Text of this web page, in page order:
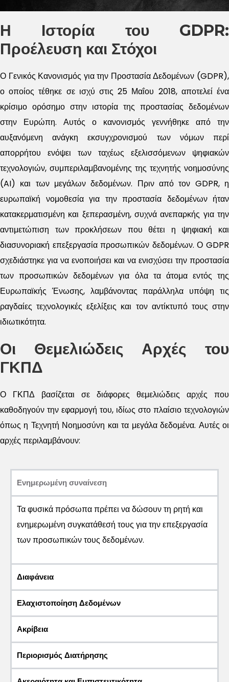
Η Ιστορία του GDPR:
Προέλευση και Στόχοι
Ο Γενικός Κανονισμός για την Προστασία Δεδομένων (GDPR),
ο οποίος τέθηκε σε ισχύ στις 25 Μαΐου 2018, αποτελεί ένα
κρίσιμο ορόσημο στην ιστορία της προστασίας δεδομένων
στην Ευρώπη. Αυτός ο κανονισμός γεννήθηκε από την
αυξανόμενη ανάγκη εκσυγχρονισμού των νόμων περί
απορρήτου ενόψει των ταχέως εξελισσόμενων ψηφιακών
τεχνολογιών, συμπεριλαμβανομένης της τεχνητής νοημοσύνης
(AI) και των μεγάλων δεδομένων. Πριν από τον GDPR, η
ευρωπαϊκή νομοθεσία για την προστασία δεδομένων ήταν
κατακερματισμένη και ξεπερασμένη, συχνά ανεπαρκής για την
αντιμετώπιση των προκλήσεων που θέτει η ψηφιακή και
διασυνοριακή επεξεργασία προσωπικών δεδομένων. Ο GDPR
σχεδιάστηκε για να ενοποιήσει και να ενισχύσει την προστασία
των προσωπικών δεδομένων για όλα τα άτομα εντός της
Ευρωπαϊκής Ένωσης, λαμβάνοντας παράλληλα υπόψη τις
ραγδαίες τεχνολογικές εξελίξεις και τον αντίκτυπό τους στην
ιδιωτικότητα.
Οι Θεμελιώδεις Αρχές του
ΓΚΠΔ
Ο ΓΚΠΔ βασίζεται σε διάφορες θεμελιώδεις αρχές που
καθοδηγούν την εφαρμογή του, ιδίως στο πλαίσιο τεχνολογιών
όπως η Τεχνητή Νοημοσύνη και τα μεγάλα δεδομένα. Αυτές οι
αρχές περιλαμβάνουν:
Ενημερωμένη συναίνεση
Τα φυσικά πρόσωπα πρέπει να δώσουν τη ρητή και
ενημερωμένη συγκατάθεσή τους για την επεξεργασία
των προσωπικών τους δεδομένων.
Διαφάνεια
Ελαχιστοποίηση Δεδομένων
Ακρίβεια
Περιορισμός Διατήρησης